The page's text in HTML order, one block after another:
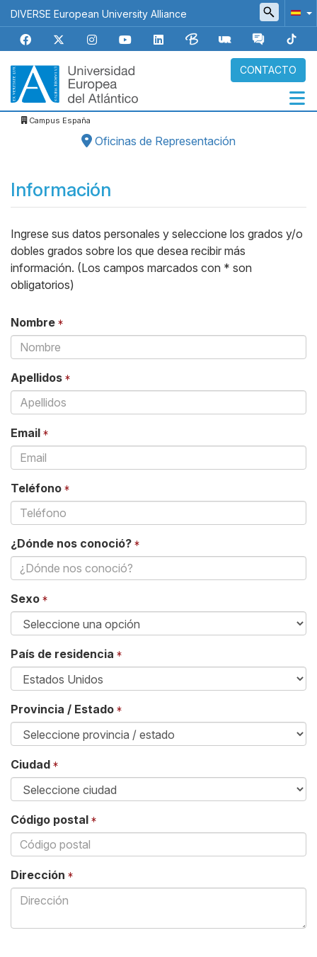
Pasar
al
contenido
principal
DIVERSE European University Alliance
CONTACTO
Navegación
Campus España
Oficinas de Representación
Información
Body
Ingrese sus datos personales y seleccione los grados y/o
dobles grados sobre los que desea recibir más
información. (Los campos marcados con * son
obligatorios)
Nombre
Apellidos
Email
Teléfono
¿Dónde nos conoció?
Sexo
País de residencia
Provincia / Estado
Ciudad
Código postal
Dirección